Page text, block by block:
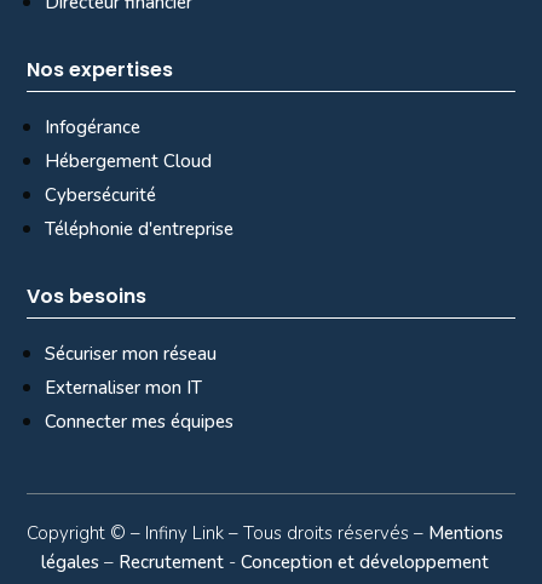
Nos expertises
Infogérance
Hébergement Cloud
Cybersécurité
Téléphonie d'entreprise
Vos besoins
Sécuriser mon réseau
Externaliser mon IT
Connecter mes équipes
Copyright © – Infiny Link – Tous droits réservés – Mentions
légales– Recrutement- Conception et développement